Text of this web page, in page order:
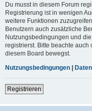
Du musst in diesem Forum
Registrierung ist in wenigen
weitere Funktionen
Benutzern auch zusätzliche
Nutzungsbedingungen und
registrierst. Bitte beachte
diesem Board bewegst.
Nutzungsbedingungen |
Registrieren